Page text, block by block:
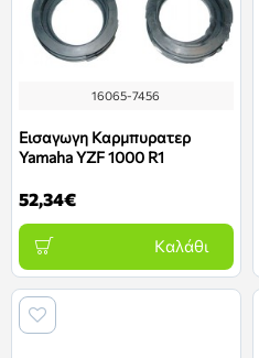
16065-7456
Εισαγωγη Καρμπυρατερ
Yamaha YZF 1000 R1
52,34€
Καλάθι